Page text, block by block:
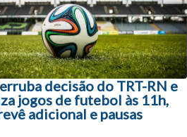
decisão do TRT-RN e
jogos de futebol às 11h,
adicional e pausas